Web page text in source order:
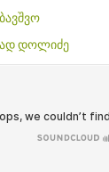
დოლიძე